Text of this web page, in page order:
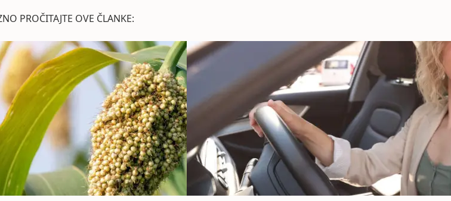
PROČITAJTE OVE ČLANKE: